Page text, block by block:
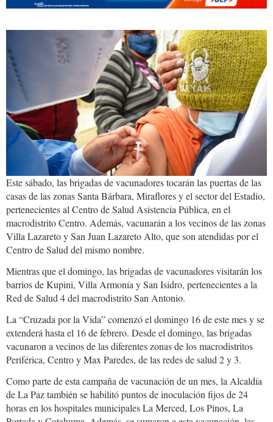
vacunacion.lapaz_.jpeg
Este sábado, las brigadas de vacunadores tocarán las puertas de las
casas de las zonas Santa Bárbara, Miraflores y el sector del Estadio,
pertenecientes al Centro de Salud Asistencia Pública, en el
macrodistrito Centro. Además, vacunarán a los vecinos de las zonas
Villa Lazareto y San Juan Lazareto Alto, que son atendidas por el
Centro de Salud del mismo nombre.
Mientras que el domingo, las brigadas de vacunadores visitarán los
barrios de Kupini, Villa Armonía y San Isidro, pertenecientes a la
Red de Salud 4 del macrodistrito San Antonio.
La “Cruzada por la Vida” comenzó el domingo 16 de este mes y se
extenderá hasta el 16 de febrero. Desde el domingo, las brigadas
vacunaron a vecinos de las diferentes zonas de los macrodistritos
Periférica, Centro y Max Paredes, de las redes de salud 2 y 3.
Como parte de esta campaña de vacunación de un mes, la Alcaldía
de La Paz también se habilitó puntos de inoculación fijos de 24
horas en los hospitales municipales La Merced, Los Pinos, La